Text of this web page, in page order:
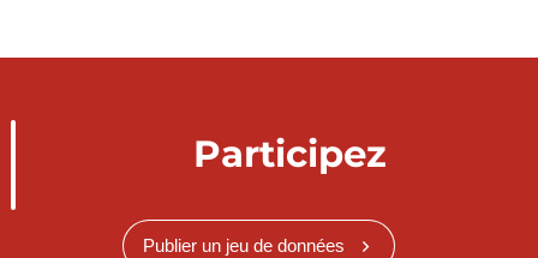
Participez
Publier un jeu de données